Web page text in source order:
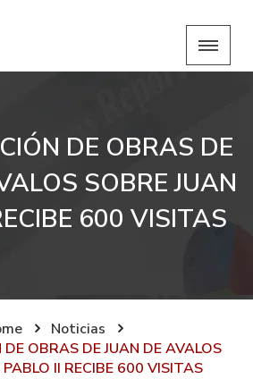
DE OBRAS DE
SOBRE JUAN
600 VISITAS
Noticias
OBRAS DE JUAN DE AVALOS
PABLO II RECIBE 600 VISITAS